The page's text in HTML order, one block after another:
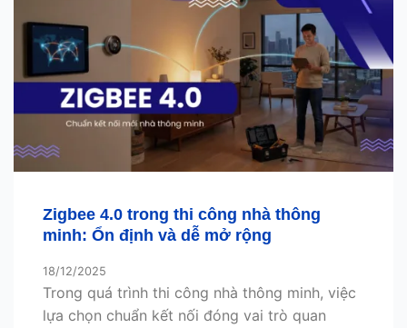
Zigbee 4.0 trong thi công nhà thông
minh: Ổn định và dễ mở rộng
18/12/2025
Trong quá trình thi công nhà thông minh, việc
lựa chọn chuẩn kết nối đóng vai trò quan